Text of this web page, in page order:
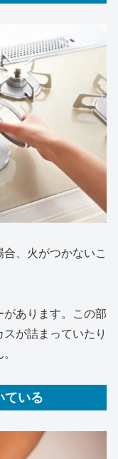
、火がつかないこ
あります。この部
が詰まっていたり
ている